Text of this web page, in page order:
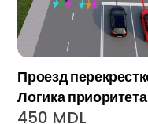
Проезд
Логика приоритета
450 MDL